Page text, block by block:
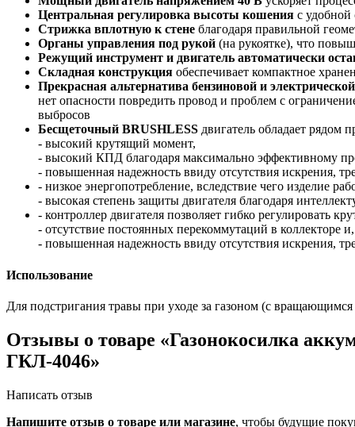
Центральная регулировка высоты кошения с удобной
Стрижка вплотную к стене благодаря правильной
Органы управления под рукой (на рукоятке), что
Режущий инструмент и двигатель автоматически
Складная конструкция обеспечивает компактное
Прекрасная альтернатива бензиновой и
нет опасности повредить провод и проблем с
выбросов
Бесщеточный BRUSHLESS двигатель обладает рядом
- высокий крутящий момент,
- высокий КПД благодаря максимально эффективному
- повышенная надежность ввиду отсутствия искрения,
- низкое энергопотребление, вследствие чего изделие
- высокая степень защиты двигателя благодаря
- контроллер двигателя позволяет гибко регулировать
- отсутствие постоянных перекоммутаций в коллекторе
- повышенная надежность ввиду отсутствия искрения,
Использование
Для подстригания травы при уходе за газоном (с
Отзывы о товаре «Газонокосилка
ГКЛ-4046»
Написать отзыв
Напишите отзыв о товаре или магазине, чтобы будущие